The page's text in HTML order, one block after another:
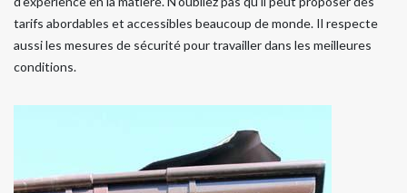
tarifs abordables et accessibles beaucoup de monde. Il respecte
aussi les mesures de sécurité pour travailler dans les meilleures
conditions.